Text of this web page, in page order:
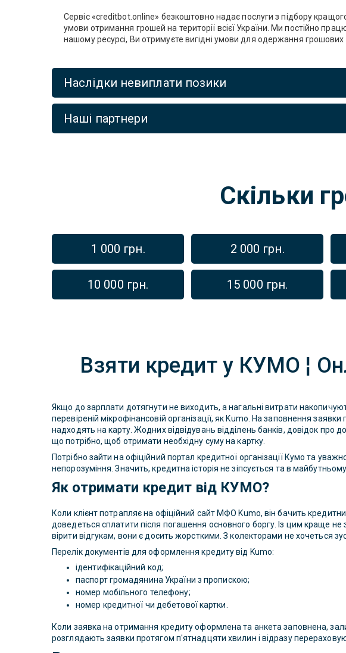
Сервіс «creditbot.online» безкоштовно надає послуги з підбору
умови отримання грошей на території всієї України. Ми постійно
нашому ресурсі, Ви отримуєте вигідні умови для одержання грошових
Наслідки невиплати позики
Наші партнери
Скільки
1 000 грн. 2 000 грн.
10 000 грн. 15 000 грн.
Взяти кредит у КУМО ¦
Якщо до зарплати дотягнути не виходить, а нагальні витрати
перевіреній мікрофінансовій організації, як Kumo. На заповнення
надходять на карту. Жодних відвідувань відділень банків, довідок про
що потрібно, щоб отримати необхідну суму на картку.
Потрібно зайти на офіційний портал кредитної організації Кумо та
непорозуміння. Значить, кредитна історія не зіпсується та в
Як отримати кредит від КУМО?
Коли клієнт потрапляє на офіційний сайт МФО Kumo, він бачить
доведеться сплатити після погашення основного боргу. Із цим краще не
вірити відгукам, вони є досить жорсткими. З колекторами не хочеться
Перелік документів для оформлення кредиту від Kumo:
ідентифікаційний код;
паспорт громадянина України з пропискою;
номер мобільного телефону;
номер кредитної чи дебетової картки.
Коли заявка на отримання кредиту оформлена та анкета заповнена,
розглядають заявки протягом п'ятнадцяти хвилин і відразу